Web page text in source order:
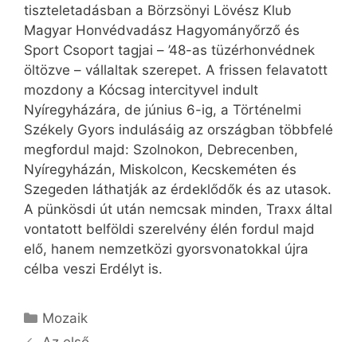
tiszteletadásban a Börzsönyi Lövész Klub
Magyar Honvédvadász Hagyományőrző és
Sport Csoport tagjai – ’48-as tüzérhonvédnek
öltözve – vállaltak szerepet. A frissen felavatott
mozdony a Kócsag intercityvel indult
Nyíregyházára, de június 6-ig, a Történelmi
Székely Gyors indulásáig az országban többfelé
megfordul majd: Szolnokon, Debrecenben,
Nyíregyházán, Miskolcon, Kecskeméten és
Szegeden láthatják az érdeklődők és az utasok.
A pünkösdi út után nemcsak minden, Traxx által
vontatott belföldi szerelvény élén fordul majd
elő, hanem nemzetközi gyorsvonatokkal újra
célba veszi Erdélyt is.
Kategória
Mozaik